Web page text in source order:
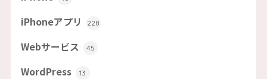
iPhoneアプリ 228
Webサービス 45
WordPress 13